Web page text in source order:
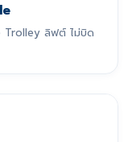
Trolley ลิฟต์ ไม่บิด